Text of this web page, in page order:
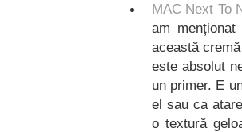
MAC Next To
am
această
este absolut
un primer. E
el sau ca
o textură